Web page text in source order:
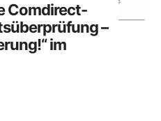
Comdirect-
–
im